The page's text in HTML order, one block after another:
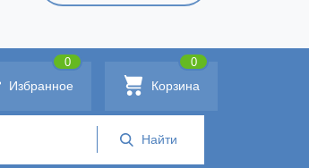
Корзина
0
Избранное
0